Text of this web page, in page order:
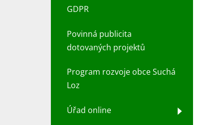
GDPR
Povinná publicita
dotovaných projektů
Program rozvoje obce Suchá
Loz
Úřad online